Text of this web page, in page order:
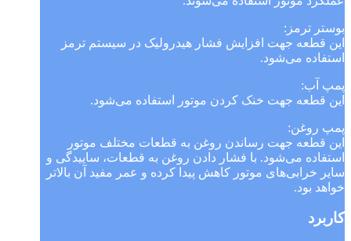
بوستر ترمز:
این قطعه جهت افزایش فشار هیدرولیک در سیستم ترمز
استفاده می‌شود.
پمپ آب:
این قطعه جهت خنک کردن موتور استفاده می‌شود.
پمپ روغن:
این قطعه جهت رساندن روغن به قطعات مختلف موتور
استفاده می‌شود. با فشار دادن روغن به قطعات، ساییدگی و
سایر خرابی‌های موتور کاهش پیدا کرده و عمر مفید آن بالاتر
خواهد بود.
کاربرد